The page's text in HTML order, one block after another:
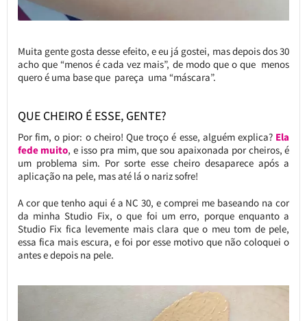
Muita gente gosta desse efeito, e eu já gostei, mas depois dos 30
acho que “menos é cada vez mais”, de modo que o que menos
quero é uma base que pareça uma “máscara”.
QUE CHEIRO É ESSE, GENTE?
Por fim, o pior: o cheiro! Que troço é esse, alguém explica? Ela
fede muito, e isso pra mim, que sou apaixonada por cheiros, é
um problema sim. Por sorte esse cheiro desaparece após a
aplicação na pele, mas até lá o nariz sofre!
A cor que tenho aqui é a NC 30, e comprei me baseando na cor
da minha Studio Fix, o que foi um erro, porque enquanto a
Studio Fix fica levemente mais clara que o meu tom de pele,
essa fica mais escura, e foi por esse motivo que não coloquei o
antes e depois na pele.